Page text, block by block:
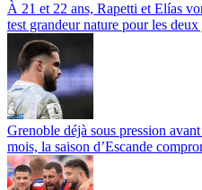
À 21 et 22 ans, Rapetti et Elías
test grandeur nature pour les
Grenoble déjà sous pression
mois, la saison d’Escande